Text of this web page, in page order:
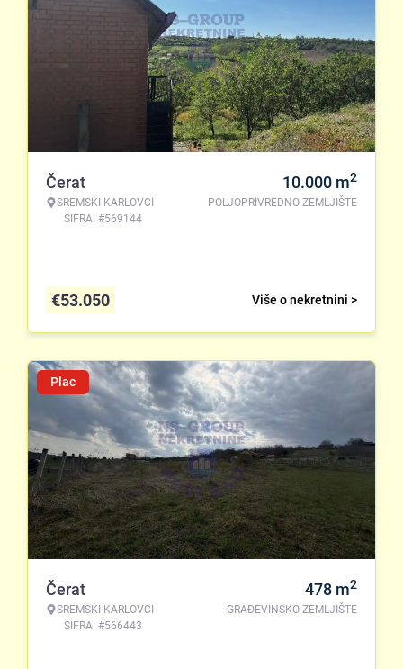
Čerat
SREMSKI KARLOVCI
ŠIFRA: #569144
10.000 m2
POLJOPRIVREDNO ZEMLJIŠTE
Više o nekretnini >
€53.050
Plac
Čerat
SREMSKI KARLOVCI
ŠIFRA: #566443
478 m2
GRAĐEVINSKO ZEMLJIŠTE